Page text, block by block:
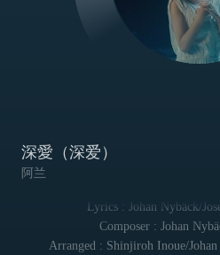
深愛（深爱）
阿兰
Lyrics : Johan Nybäck/
Composer : Johan
Arranged : Shinjiroh Inoue/